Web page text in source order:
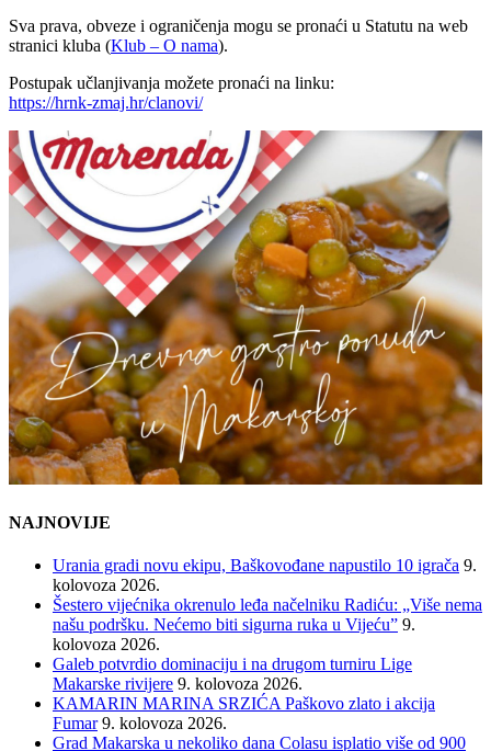
Sva prava, obveze i ograničenja mogu se pronaći u Statutu na web
stranici kluba (Klub – O nama).
Postupak učlanjivanja možete pronaći na linku:
https://hrnk-zmaj.hr/clanovi/
NAJNOVIJE
Urania gradi novu ekipu, Baškovođane napustilo 10 igrača 9.
kolovoza 2026.
Šestero vijećnika okrenulo leđa načelniku Radiću: „Više nema
našu podršku. Nećemo biti sigurna ruka u Vijeću” 9.
kolovoza 2026.
Galeb potvrdio dominaciju i na drugom turniru Lige
Makarske rivijere 9. kolovoza 2026.
KAMARIN MARINA SRZIĆA Paškovo zlato i akcija
Fumar 9. kolovoza 2026.
Grad Makarska u nekoliko dana Colasu isplatio više od 900